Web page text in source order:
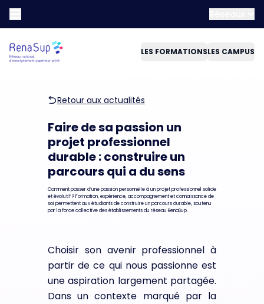
LES FORMATIONSLES CAMPUS
Retour aux actualités
Faire de sa passion un
projet professionnel
durable : construire un
parcours qui a du sens
Comment passer d’une passion personnelle à un projet professionnel solide
et évolutif ? Formation, expérience, accompagnement et connaissance de
soi permettent aux étudiants de construire un parcours durable, soutenu
par la force collective des établissements du réseau RenaSup.
Choisir son avenir professionnel à
partir de ce qui nous passionne est
une aspiration largement partagée.
Dans un contexte marqué par la